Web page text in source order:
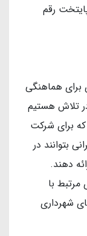
رقم
برای هماهنگی
تلاش هستیم
برای شرکت
بتوانند در
دهند.
با
شهرداری